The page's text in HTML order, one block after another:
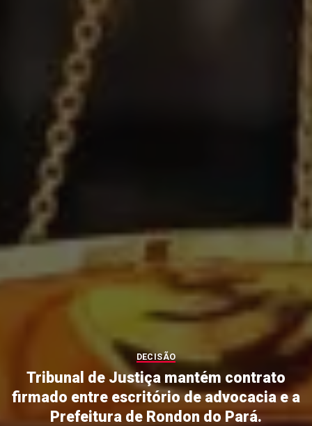
DECISÃO
Tribunal de Justiça mantém contrato
firmado entre escritório de advocacia e a
Prefeitura de Rondon do Pará.